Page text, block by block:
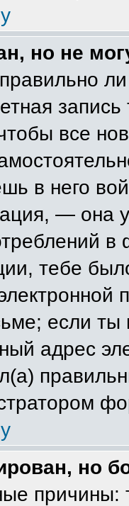
но не
все
в него
— она
тебе
если
адрес
но
причины: